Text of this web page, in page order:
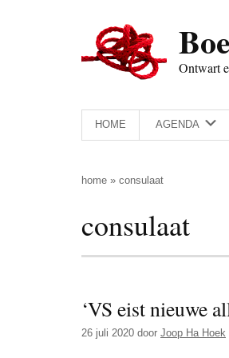
Ontwart
HOME AGENDA
home » consulaat
consulaat
‘VS eist nieuwe
26 juli 2020 door Joop Ha Hoek